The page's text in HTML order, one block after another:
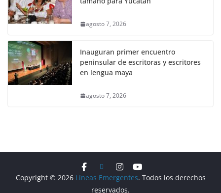
agosto 7, 2026
Inauguran primer encuentro
peninsular de escritoras y escritores
en lengua maya
agosto 7, 2026
Copyright © 2026 Líneas Emergentes. Todos los derechos
reservados.